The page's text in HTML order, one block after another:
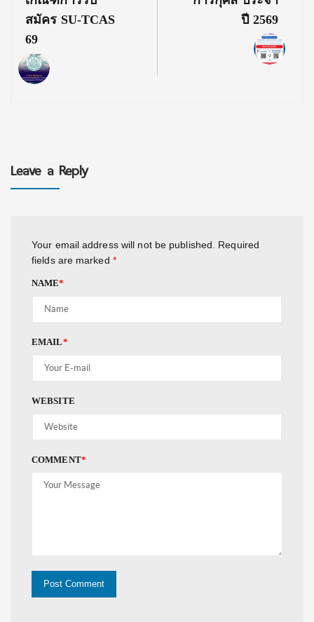
สมัคร SU-TCAS
69
ปี 2569
Leave a Reply
Your email address will not be published.
Required
fields are marked *
NAME*
EMAIL*
WEBSITE
COMMENT*